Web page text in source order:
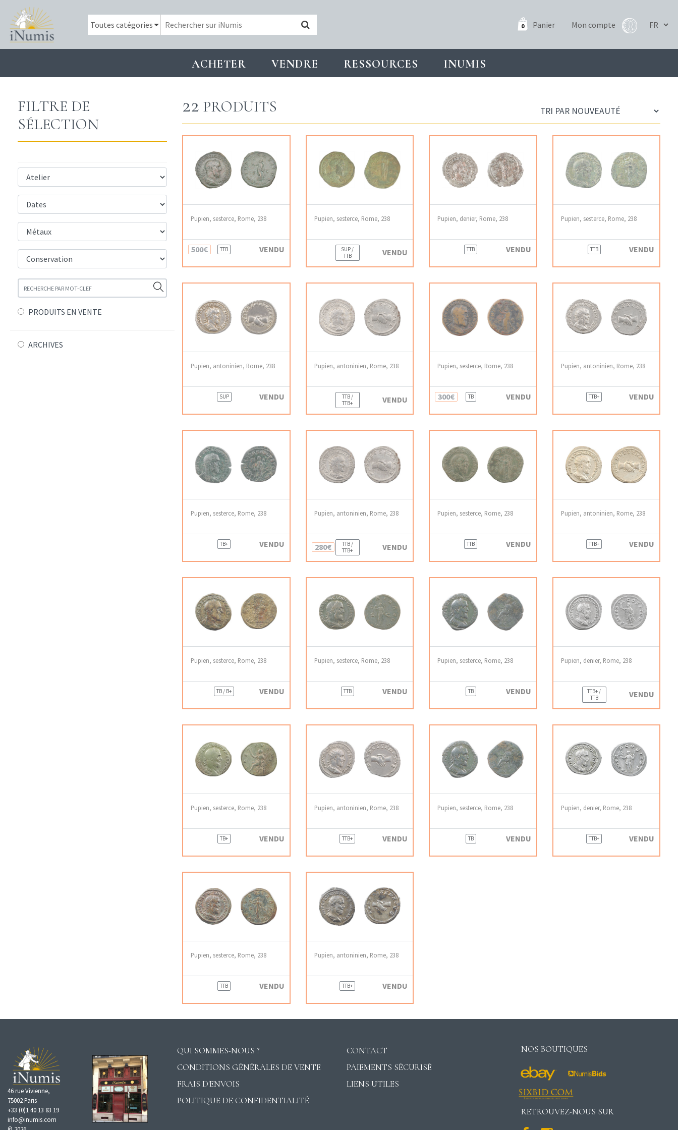
0 Panier Mon compte
ACHETER VENDRE RESSOURCES INUMIS
FILTRE DE
SÉLECTION
PRODUITS EN VENTE
ARCHIVES
22 PRODUITS
Pupien, sesterce, Rome, 238
500€ TTB VENDU
Pupien, sesterce, Rome, 238
SUP /
TTB
VENDU
Pupien, denier, Rome, 238
TTB VENDU
Pupien, sesterce, Rome, 238
TTB VENDU
Pupien, antoninien, Rome, 238
SUP VENDU
Pupien, antoninien, Rome, 238
TTB /
TTB+
VENDU
Pupien, sesterce, Rome, 238
300€ TB VENDU
Pupien, antoninien, Rome, 238
TTB+ VENDU
Pupien, sesterce, Rome, 238
TB+ VENDU
Pupien, antoninien, Rome, 238
280€
TTB /
TTB+
VENDU
Pupien, sesterce, Rome, 238
TTB VENDU
Pupien, antoninien, Rome, 238
TTB+ VENDU
Pupien, sesterce, Rome, 238
TB / B+ VENDU
Pupien, sesterce, Rome, 238
TTB VENDU
Pupien, sesterce, Rome, 238
TB VENDU
Pupien, denier, Rome, 238
TTB+ /
TTB
VENDU
Pupien, sesterce, Rome, 238
TB+ VENDU
Pupien, antoninien, Rome, 238
TTB+ VENDU
Pupien, sesterce, Rome, 238
TB VENDU
Pupien, denier, Rome, 238
TTB+ VENDU
Pupien, sesterce, Rome, 238
TTB VENDU
Pupien, antoninien, Rome, 238
TTB+ VENDU
46 rue Vivienne,
75002 Paris
+33 (0)1 40 13 83 19
info@inumis.com
QUI SOMMES-NOUS ?
CONDITIONS GÉNÉRALES DE VENTE
FRAIS D'ENVOIS
POLITIQUE DE CONFIDENTIALITÉ
CONTACT
PAIEMENTS SÉCURISÉ
LIENS UTILES
NOS BOUTIQUES
RETROUVEZ-NOUS SUR